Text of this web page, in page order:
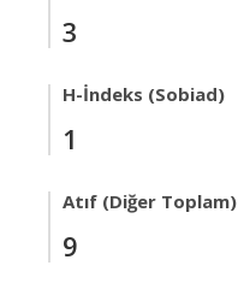
3
H-İndeks (Sobiad)
1
Atıf (Diğer Toplam)
9